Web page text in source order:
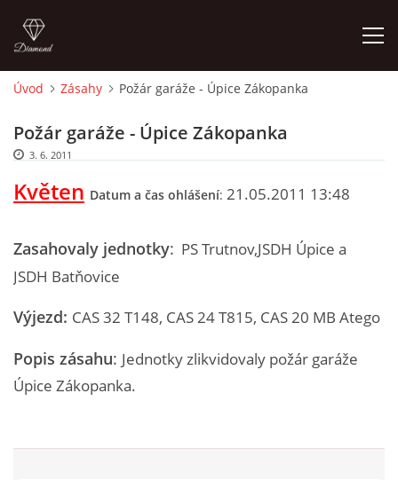
HISTORIE
ČLENOVÉ
ZÁSAHY
CVIČENÍ
Úvod Zásahy Požár garáže - Úpice Zákopanka
Požár garáže - Úpice Zákopanka
3. 6. 2011
Květen Datum a čas ohlášení: 21.05.2011 13:48
Zasahovaly jednotky: PS Trutnov,JSDH Úpice a
JSDH Batňovice
Výjezd: CAS 32 T148, CAS 24 T815, CAS 20 MB Atego
Popis zásahu: Jednotky zlikvidovaly požár garáže
Úpice Zákopanka.